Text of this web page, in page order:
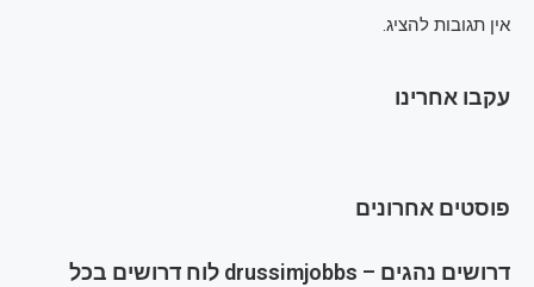
אין תגובות להציג.
עקבו אחרינו
פוסטים אחרונים
דרושים נהגים – drussimjobbs לוח דרושים בכל